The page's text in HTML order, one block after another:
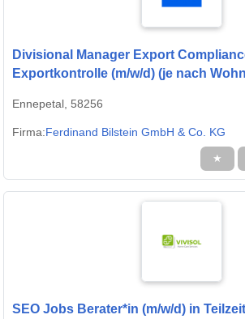
Divisional Manager Export
Exportkontrolle (m/w/d) (je nach
Ennepetal, 58256
Firma:Ferdinand Bilstein GmbH & Co. KG
★
SEO Jobs Berater*in (m/w/d) in